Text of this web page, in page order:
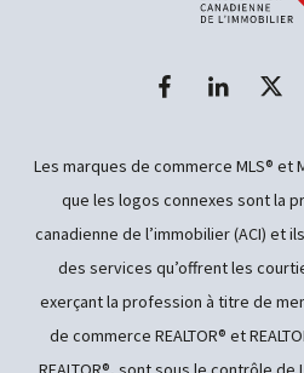
Les marques de commerce MLS® et
que les logos connexes sont la
canadienne de l’immobilier (ACI) et
des services qu’offrent les
exerçant la profession à titre de
de commerce REALTOR® et